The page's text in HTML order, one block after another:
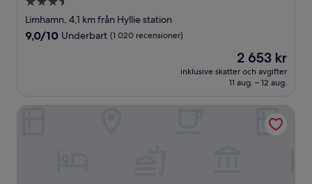
stjärnigt
boende
Limhamn, 4,1 km från Hyllie station
9.0
9,0/10 Underbart (1 020 recensioner)
Priset
är
2 653 kr
2 653 kr
inklusive skatter och avgifter
11 aug. – 12 aug.